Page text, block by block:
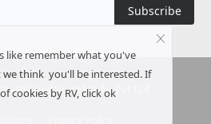
Subscribe
26 Rural Voice Media Pvt Ltd
like remember what you've
think you'll be interested. If
cookies by RV, click ok